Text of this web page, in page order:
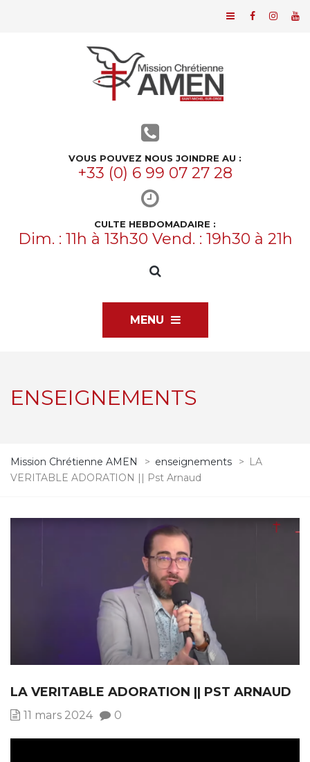
VOUS POUVEZ NOUS JOINDRE AU :
+33 (0) 6 99 07 27 28
CULTE HEBDOMADAIRE :
Dim. : 11h à 13h30 Vend. : 19h30 à 21h
MENU
ENSEIGNEMENTS
Mission Chrétienne AMEN > enseignements >
LA
VERITABLE ADORATION || Pst Arnaud
LA VERITABLE ADORATION || PST ARNAUD
11 mars 2024 0